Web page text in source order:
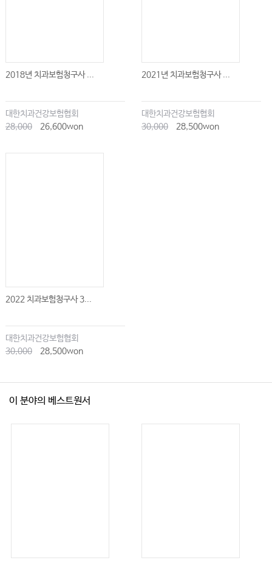
2018년 치과보험청구사 ...
대한치과건강보험협회
28,000
26,600won
2021년 치과보험청구사 ...
대한치과건강보험협회
30,000
28,500won
2022 치과보험청구사 3...
대한치과건강보험협회
30,000
28,500won
이 분야의 베스트원서